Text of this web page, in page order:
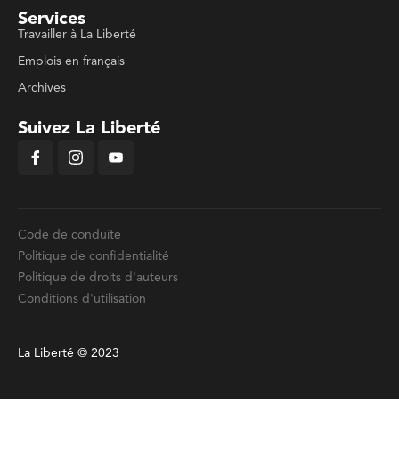
Services
Travailler à La Liberté
Emplois en français
Archives
Suivez La Liberté
Code de conduite
Politique de confidentialité
Politique de droits d'auteurs
Conditions d'utilisation
La Liberté © 2023